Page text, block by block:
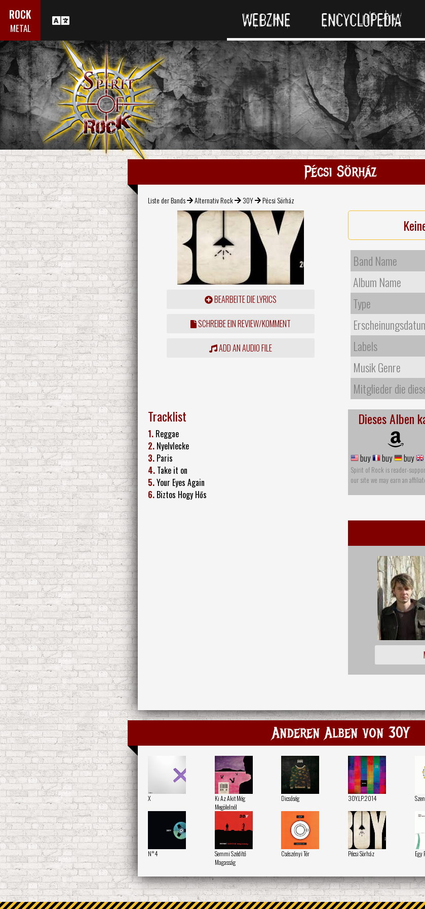
ROCK
METAL WEBZINE ENCYCLOPEDIA
Pécsi Sörház
Liste der Bands Alternativ Rock 30Y Pécsi Sörház
BEARBEITE DIE LYRICS
SCHREIBE EIN REVIEW/KOMMENT
ADD AN AUDIO FILE
Band Name
Album Name
Type
Labels
Musik Genre
Mitglieder die
Tracklist
1. Reggae
2. Nyelvlecke
3. Paris
4. Take it on
5.Your Eyes Again
6. Biztos Hogy Hős
Dieses Alben
buy buy buy
Spirit of Rock is reader-
our site we may earn an
Anderen Alben von 30Y
X
Ki Az Akit Még
Megölelnél
Dicsőség 30Y.LP.2014
N°4
Semmi Szédítő
Magasság
Csészényi Tér Pécsi Sörház Egy